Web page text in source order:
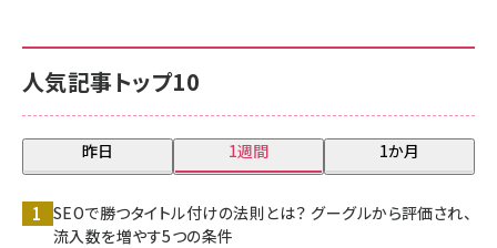
人気記事トップ10
昨日 1週間 1か月
SEOで勝つタイトル付けの法則とは？ グーグルから評価され、
流入数を増やす5つの条件